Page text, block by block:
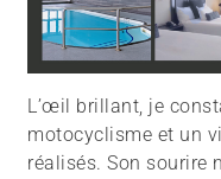
L’œil brillant, je
motocyclisme et un
réalisés. Son sourire